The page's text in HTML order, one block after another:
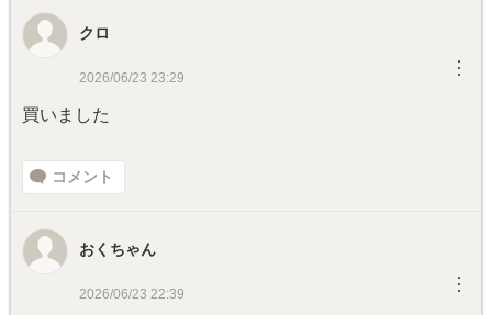
クロ
2026/06/23 23:29 ︙
買いました
コメント
おくちゃん
2026/06/23 22:39 ︙